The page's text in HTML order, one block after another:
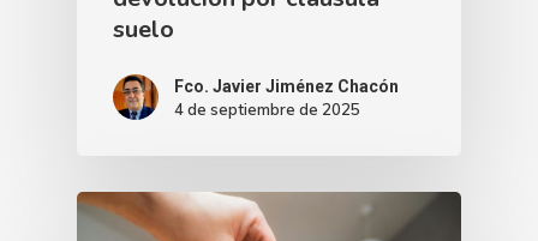
suelo
Fco. Javier Jiménez Chacón
4 de septiembre de 2025